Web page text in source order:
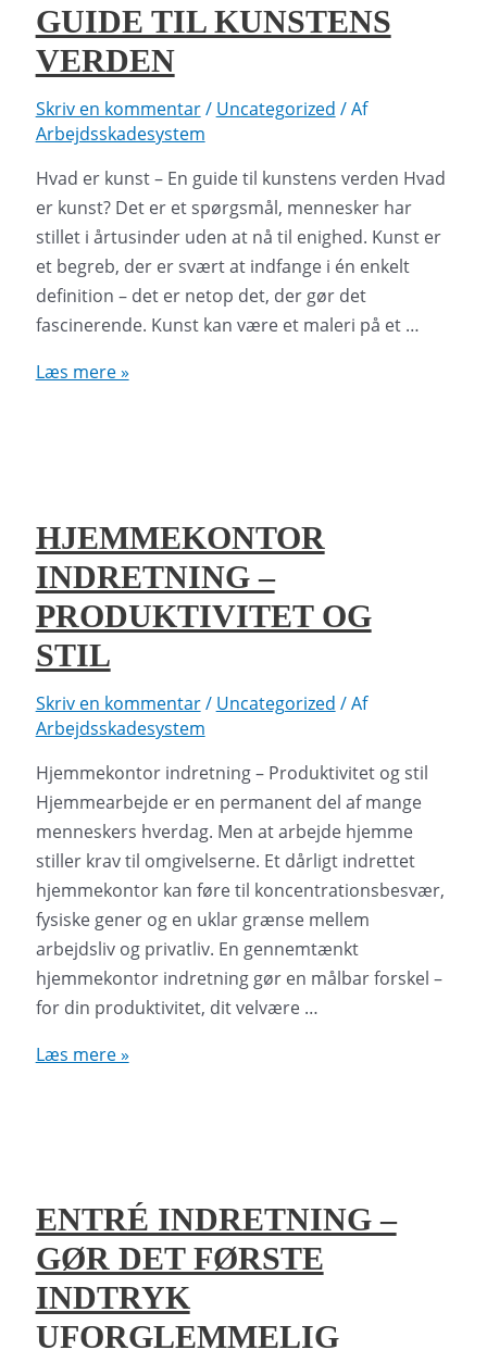
GUIDE TIL KUNSTENS
VERDEN
Skriv en kommentar/ Uncategorized / Af
Arbejdsskadesystem
Hvad er kunst – En guide til kunstens verden Hvad
er kunst? Det er et spørgsmål, mennesker har
stillet i årtusinder uden at nå til enighed. Kunst er
et begreb, der er svært at indfange i én enkelt
definition – det er netop det, der gør det
fascinerende. Kunst kan være et maleri på et …
Hvad
til
kunstens
verden
Læs mere »
HJEMMEKONTOR
INDRETNING –
PRODUKTIVITET OG
STIL
Skriv en kommentar/ Uncategorized / Af
Arbejdsskadesystem
Hjemmekontor indretning – Produktivitet og stil
Hjemmearbejde er en permanent del af mange
menneskers hverdag. Men at arbejde hjemme
stiller krav til omgivelserne. Et dårligt indrettet
hjemmekontor kan føre til koncentrationsbesvær,
fysiske gener og en uklar grænse mellem
arbejdsliv og privatliv. En gennemtænkt
hjemmekontor indretning gør en målbar forskel –
for din produktivitet, dit velvære …
Hjemmekontor
Læs mere »
ENTRÉ INDRETNING –
GØR DET FØRSTE
INDTRYK
UFORGLEMMELIG